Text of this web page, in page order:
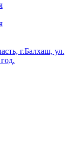
г.Балхаш, ул.